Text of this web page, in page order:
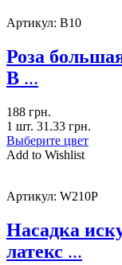
Артикул: B10
Роза
В ...
188 грн.
1 шт. 31.33 грн.
Выберите цвет
Add to Wishlist
Артикул: W210P
Насадка
латекс ...